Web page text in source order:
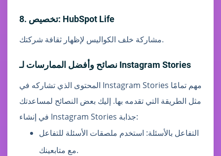
8. تخصيص: HubSpot Life
مشاركة خلف الكواليس لإظهار ثقافة شركتك.
نصائح وأفضل الممارسات لـ Instagram Stories
المحتوى الذي تشاركه في Instagram Stories مهم تمامًا
مثل الطريقة التي تقدمه بها. إليك بعض النصائح لمساعدتك
في إنشاء Instagram Stories جذابة:
التفاعل بالأسئلة: استخدم ملصقات الأسئلة للتفاعل
مع متابعينك.